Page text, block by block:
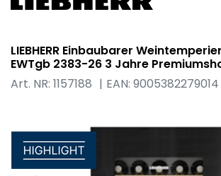
LIEBHERR Einbaubarer
EWTgb 2383-26 3 Jahre
Art. NR: 1157188
EAN: 9005382279014